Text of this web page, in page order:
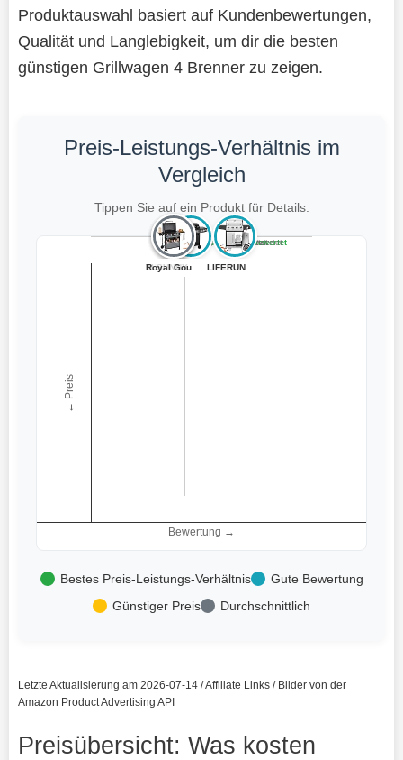
Produktauswahl basiert auf Kundenbewertungen,
Qualität und Langlebigkeit, um dir die besten
günstigen Grillwagen 4 Brenner zu zeigen.
Preis-Leistungs-Verhältnis im
Vergleich
Tippen Sie auf ein Produkt für Details.
Bewertung →
← Preis
Teuer, gut bewertet
Teuer, schlecht bewertet
Preiswert, gut bewertet
Preiswert, schlecht bewertet
TAINO BASIC 4+1...
TAINO BRANDO 4+...
LIFERUN Gasgril...
LIFERUN Gasgril...TLSUNNY Gasgril...
Bestes Preis-Leistungs-Verhältnis
Gute Bewertung
Günstiger Preis
Durchschnittlich
Letzte Aktualisierung am 2026-07-14 / Affiliate Links / Bilder von der
Amazon Product Advertising API
Preisübersicht: Was kosten